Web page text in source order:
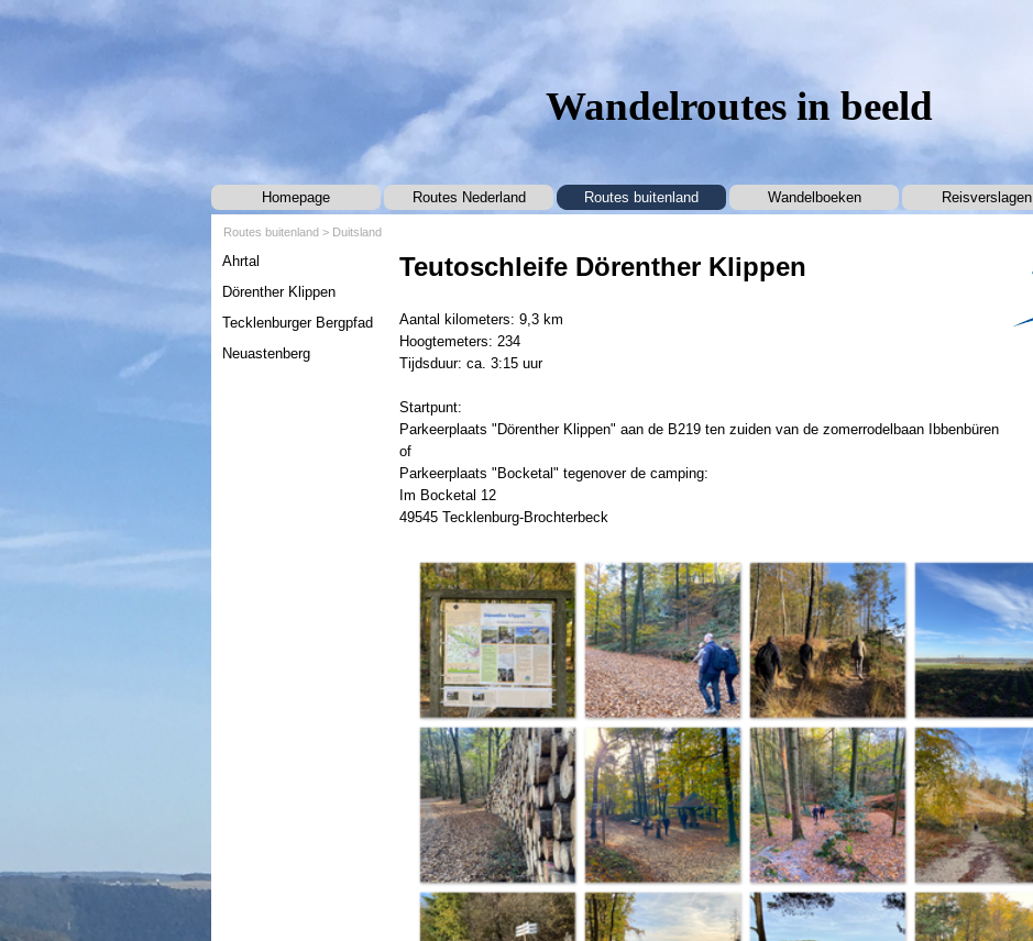
Wandelroutes in beeld
Menu overslaan
Homepage Routes Nederland ▼
Routes buitenland ▼
Wandelboeken Reisverslagen
Routes buitenland > Duitsland
Ahrtal
Dörenther Klippen
Tecklenburger Bergpfad
Neuastenberg
Teutoschleife Dörenther Klippen
Aantal kilometers: 9,3 km
Hoogtemeters: 234
Tijdsduur: ca. 3:15 uur
Startpunt:
Parkeerplaats "Dörenther Klippen" aan de B219 ten zuiden van de zomerrodelbaan Ibbenbüren
of
Parkeerplaats "Bocketal" tegenover de camping:
Im Bocketal 12
49545 Tecklenburg-Brochterbeck